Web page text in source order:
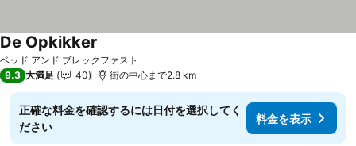
ベッド アンド ブレックファスト
De Opkikker
9.3 大満足 40 街の中心まで2.8 km
正確な料金を確認するには日付を選択してく
ださい
料金を表示